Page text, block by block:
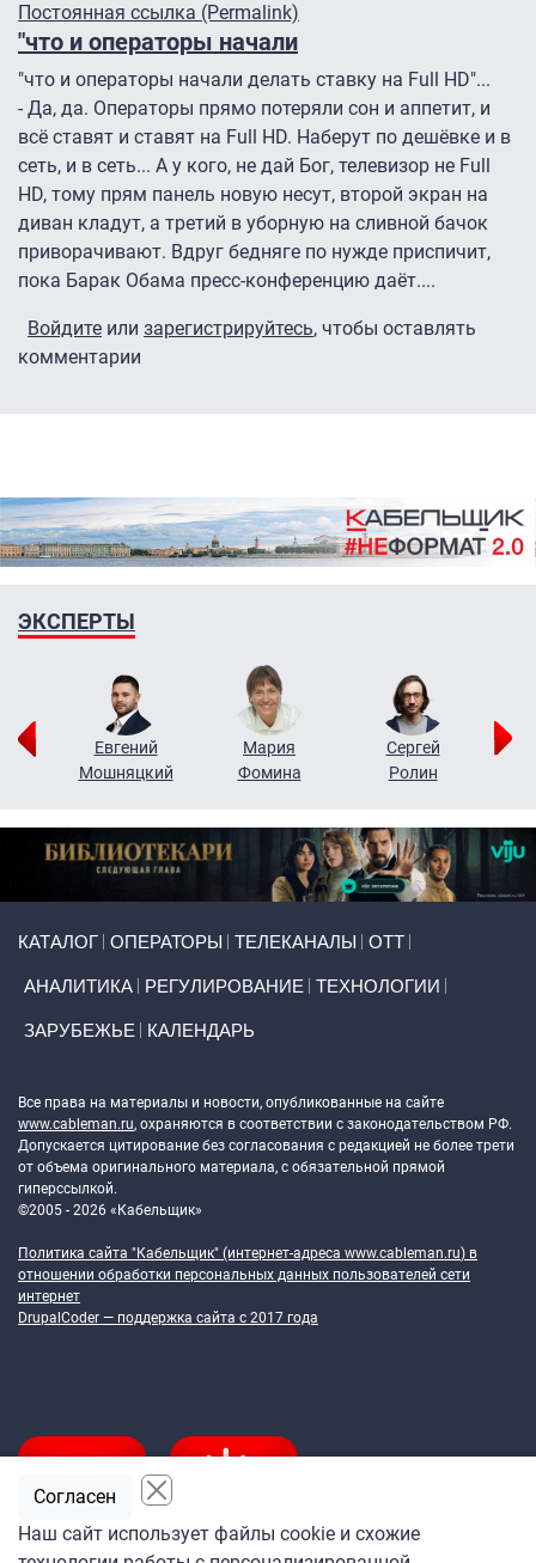
Постоянная ссылка (Permalink)
"что и операторы начали
"что и операторы начали делать ставку на Full HD"...
- Да, да. Операторы прямо потеряли сон и аппетит, и
всё ставят и ставят на Full HD. Наберут по дешёвке и в
сеть, и в сеть... А у кого, не дай Бог, телевизор не Full
HD, тому прям панель новую несут, второй экран на
диван кладут, а третий в уборную на сливной бачок
приворачивают. Вдруг бедняге по нужде приспичит,
пока Барак Обама пресс-конференцию даёт....
Войдите или зарегистрируйтесь, чтобы оставлять
комментарии
ЭКСПЕРТЫ
Евгений
Мошняцкий
Мария
Фомина
Сергей
Ролин
КАТАЛОГ ОПЕРАТОРЫ ТЕЛЕКАНАЛЫ ОТТ
АНАЛИТИКА РЕГУЛИРОВАНИЕ ТЕХНОЛОГИИ
ЗАРУБЕЖЬЕ КАЛЕНДАРЬ
Все права на материалы и новости, опубликованные на сайте
www.cableman.ru, охраняются в соответствии с законодательством РФ.
Допускается цитирование без согласования с редакцией не более трети
от объема оригинального материала, с обязательной прямой
гиперссылкой.
©2005 - 2026 «Кабельщик»
Политика сайта "Кабельщик" (интернет-адреса www.cableman.ru) в
отношении обработки персональных данных пользователей сети
интернет
DrupalCoder — поддержка сайта c 2017 года
Наш сайт использует файлы cookie и схожие
Согласен